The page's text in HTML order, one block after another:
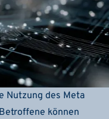
Nutzung des Meta
können